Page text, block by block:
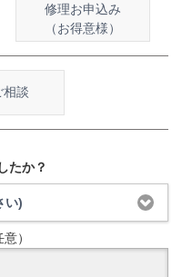
修理お申込み
（お得意様）
相談
たか？
い)
）